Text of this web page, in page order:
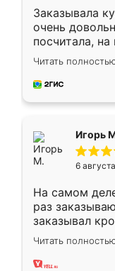
Заказывала
очень
посчитала,
Замерщик
делу со всей
за день,
Читать
Игорь
6
На самом
раз
заказывал
ребёнка при
заказал
хорошее
Читать